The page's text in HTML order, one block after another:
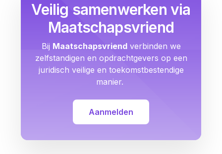
Veilig samenwerken via
Maatschapsvriend
Bij Maatschapsvriendverbinden we
zelfstandigen en opdrachtgevers op een
juridisch veilige en toekomstbestendige
manier.
Aanmelden